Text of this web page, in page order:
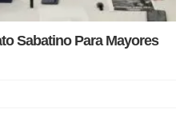
Sabatino Para Mayores